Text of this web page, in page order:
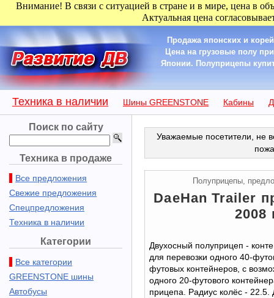
Внимание! В связи с ситуацией в стране и в мире, цена в
Актуальная цена
Продажа японских и
Цена на грузовые полу
Японии. Полуприцепы
Техника в наличии Шины GREENSTONE Кабины
Поиск по сайту
Техника в продаже
Все предложения
Свежие предложения
Спецпредложения
Техника в наличии
Категории
Все категории
GREENSTONE шины
Автобусы
Уважаемые посетители, не
Полуприцепы,
DaeHan Trailer
2008
Двухосный полуприцеп -
для перевозки одного 40-
футовых контейнеров, с
одного 20-футового
прицепа. Радиус колёс -